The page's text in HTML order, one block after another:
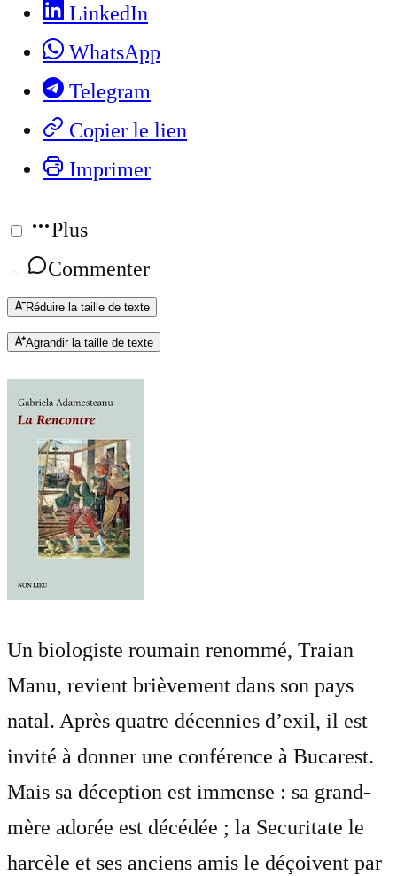
LinkedIn
WhatsApp
Telegram
Copier le lien
Imprimer
Plus
Commenter
Réduire la taille de texte
Agrandir la taille de texte
Un biologiste roumain renommé, Traian
Manu, revient brièvement dans son pays
natal. Après quatre décennies d’exil, il est
invité à donner une conférence à Bucarest.
Mais sa déception est immense : sa grand-
mère adorée est décédée ; la Securitate le
harcèle et ses anciens amis le déçoivent par